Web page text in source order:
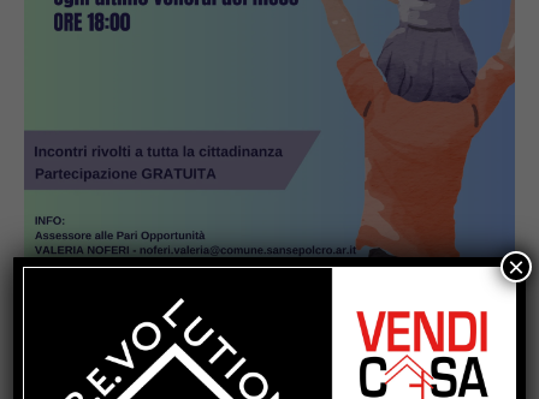
Popular
×